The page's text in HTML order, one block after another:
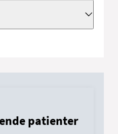
hvis du har
eller
fredag 8.00-15.00
patienter